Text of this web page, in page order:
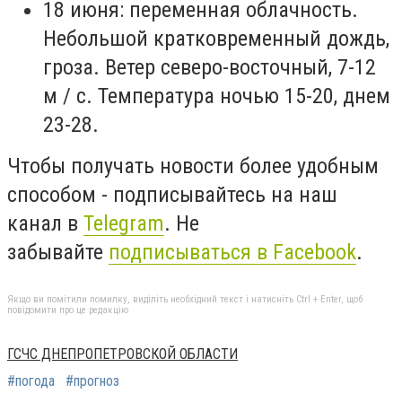
18 июня: переменная облачность.
Небольшой кратковременный дождь,
гроза. Ветер северо-восточный, 7-12
м / с. Температура ночью 15-20, днем
23-28.
Чтобы получать новости более удобным
способом - подписывайтесь на наш
канал в Telegram. Не
забывайте подписываться в Facebook.
Якщо ви помітили помилку, виділіть необхідний текст і натисніть Ctrl + Enter, щоб
повідомити про це редакцію
ГСЧС ДНЕПРОПЕТРОВСКОЙ ОБЛАСТИ
#погода
#прогноз